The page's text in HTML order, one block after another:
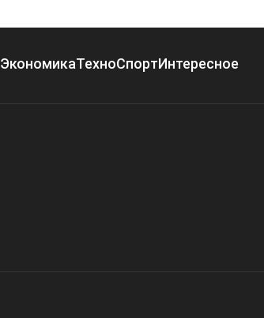
ЭкономикаТехноСпортИнтересное